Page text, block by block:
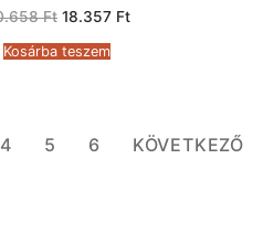
Ft Original
was:
30.658 Ft.
18.357 FtCurrent
Kosárba teszem
4 5 6 KÖVETKEZŐ